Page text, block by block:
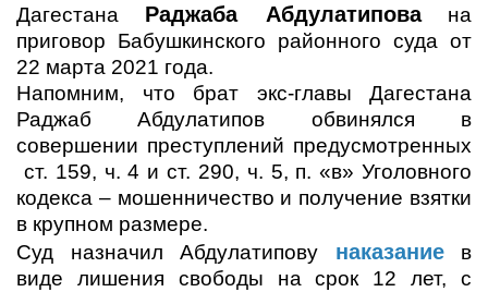
Дагестана Раджаба Абдулатипована
приговор Бабушкинского районного суда от
22 марта 2021 года.
Напомним, что брат экс-главы Дагестана
Раджаб Абдулатипов обвинялся в
совершении преступлений предусмотренных
ст. 159, ч. 4 и ст. 290, ч. 5, п. «в»Уголовного
кодекса – мошенничество и получение взятки
в крупном размере.
Суд назначил Абдулатипову наказаниев
виде лишения свободы на срок 12 лет, с